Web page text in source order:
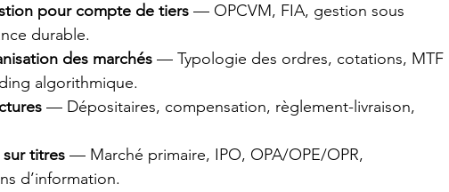
pour compte de tiers — OPCVM, FIA, gestion sous
durable.
des marchés — Typologie des ordres, cotations, MTF
algorithmique.
— Dépositaires, compensation, règlement-livraison,
titres — Marché primaire, IPO, OPA/OPE/OPR,
d’information.